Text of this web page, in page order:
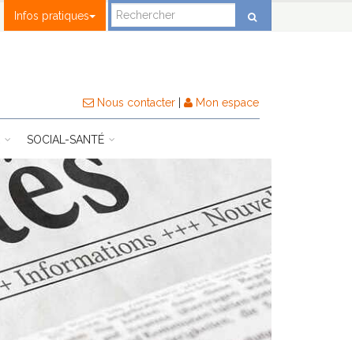
Infos pratiques
Nous contacter Mon espace
SOCIAL-SANTÉ